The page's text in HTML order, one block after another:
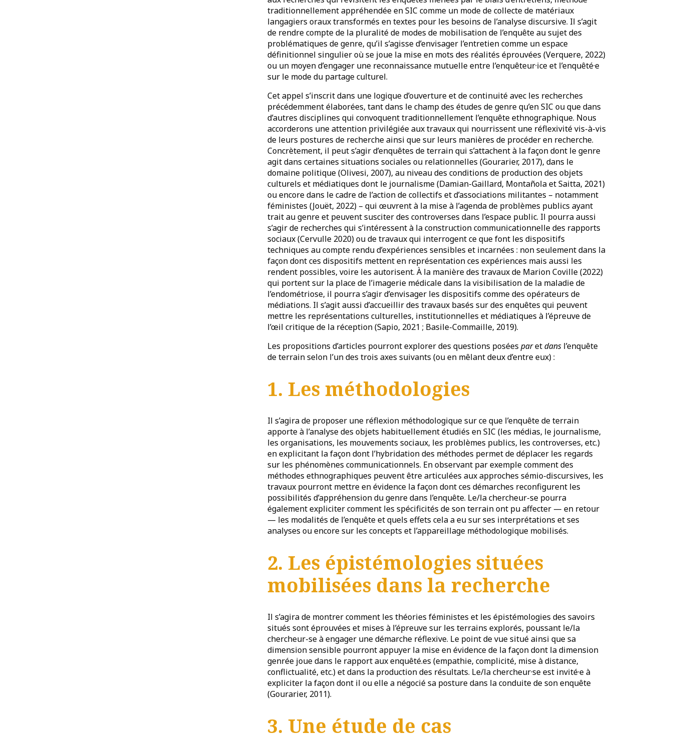
traditionnellement appréhendée en SIC comme un mode de collecte de matériaux
langagiers oraux transformés en textes pour les besoins de l’analyse discursive. Il s’agit
de rendre compte de la pluralité de modes de mobilisation de l’enquête au sujet des
problématiques de genre, qu’il s’agisse d’envisager l’entretien comme un espace
définitionnel singulier où se joue la mise en mots des réalités éprouvées (Verquere, 2022)
ou un moyen d’engager une reconnaissance mutuelle entre l’enquêteur·ice et l’enquêté·e
sur le mode du partage culturel.
Cet appel s’inscrit dans une logique d’ouverture et de continuité avec les recherches
précédemment élaborées, tant dans le champ des études de genre qu’en SIC ou que dans
d’autres disciplines qui convoquent traditionnellement l’enquête ethnographique. Nous
accorderons une attention privilégiée aux travaux qui nourrissent une réflexivité vis-à-vis
de leurs postures de recherche ainsi que sur leurs manières de procéder en recherche.
Concrètement, il peut s’agir d’enquêtes de terrain qui s’attachent à la façon dont le genre
agit dans certaines situations sociales ou relationnelles (Gourarier, 2017), dans le
domaine politique (Olivesi, 2007), au niveau des conditions de production des objets
culturels et médiatiques dont le journalisme (Damian-Gaillard, Montañola et Saitta, 2021)
ou encore dans le cadre de l’action de collectifs et d’associations militantes – notamment
féministes (Jouët, 2022) – qui œuvrent à la mise à l’agenda de problèmes publics ayant
trait au genre et peuvent susciter des controverses dans l’espace public. Il pourra aussi
s’agir de recherches qui s’intéressent à la construction communicationnelle des rapports
sociaux (Cervulle 2020) ou de travaux qui interrogent ce que font les dispositifs
techniques au compte rendu d’expériences sensibles et incarnées : non seulement dans la
façon dont ces dispositifs mettent en représentation ces expériences mais aussi les
rendent possibles, voire les autorisent. À la manière des travaux de Marion Coville (2022)
qui portent sur la place de l’imagerie médicale dans la visibilisation de la maladie de
l’endométriose, il pourra s’agir d’envisager les dispositifs comme des opérateurs de
médiations. Il s’agit aussi d’accueillir des travaux basés sur des enquêtes qui peuvent
mettre les représentations culturelles, institutionnelles et médiatiques à l’épreuve de
l’œil critique de la réception (Sapio, 2021 ; Basile-Commaille, 2019).
Les propositions d’articles pourront explorer des questions posées paretdans l’enquête
de terrain selon l’un des trois axes suivants (ou en mêlant deux d’entre eux) :
1. Les méthodologies
Il s’agira de proposer une réflexion méthodologique sur ce que l’enquête de terrain
apporte à l’analyse des objets habituellement étudiés en SIC (les médias, le journalisme,
les organisations, les mouvements sociaux, les problèmes publics, les controverses, etc.)
en explicitant la façon dont l’hybridation des méthodes permet de déplacer les regards
sur les phénomènes communicationnels. En observant par exemple comment des
méthodes ethnographiques peuvent être articulées aux approches sémio-discursives, les
travaux pourront mettre en évidence la façon dont ces démarches reconfigurent les
possibilités d’appréhension du genre dans l’enquête. Le/la chercheur-se pourra
également expliciter comment les spécificités de son terrain ont pu affecter — en retour
— les modalités de l’enquête et quels effets cela a eu sur ses interprétations et ses
analyses ou encore sur les concepts et l’appareillage méthodologique mobilisés.
2. Les épistémologies situées
mobilisées dans la recherche
Il s’agira de montrer comment les théories féministes et les épistémologies des savoirs
situés sont éprouvées et mises à l’épreuve sur les terrains explorés, poussant le/la
chercheur-se à engager une démarche réflexive. Le point de vue situé ainsi que sa
dimension sensible pourront appuyer la mise en évidence de la façon dont la dimension
genrée joue dans le rapport aux enquêté.es (empathie, complicité, mise à distance,
conflictualité, etc.) et dans la production des résultats. Le/la chercheur·se est invité·e à
expliciter la façon dont il ou elle a négocié sa posture dans la conduite de son enquête
(Gourarier, 2011).
3. Une étude de cas